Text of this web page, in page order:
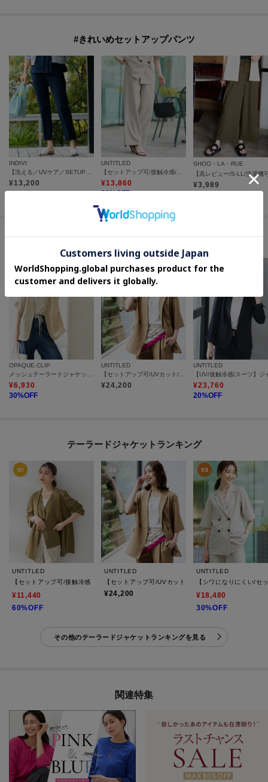
#きれいめセットアップパンツ
INDIVI
¥13,200
UNTITLED
¥13,860
30%OFF
SHOO・LA・RUE
¥3,989
OPAQUE.CLIP
メッシュテーラードジャケット【洗濯機OK】
¥6,930
30%OFF
UNTITLED
【セットアップ可/UVカット/通気性】エアリークール半袖ジャケット
¥24,200
UNTITLED
¥23,760
20%OFF
テーラードジャケットランキング
UNTITLED
【セットアップ可/接触冷感/通気性】ドライシアーダブルジャケット
¥11,440
60%OFF
UNTITLED
【セットアップ可/UVカット/通気性】エアリークール半
¥24,200
UNTITLED
【シワになりにくい/セ
¥18,480
30%OFF
その他のテーラードジャケットランキングを見る
関連特集